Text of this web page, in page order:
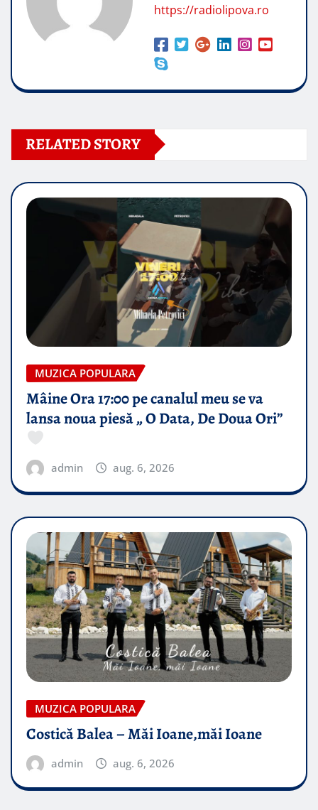
https://radiolipova.ro
RELATED STORY
MUZICA POPULARA
Mâine Ora 17:00 pe canalul meu se va
lansa noua piesă „ O Data, De Doua Ori”
admin aug. 6, 2026
MUZICA POPULARA
Costică Balea – Măi Ioane,măi Ioane
admin aug. 6, 2026